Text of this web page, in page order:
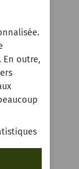
En outre,
12